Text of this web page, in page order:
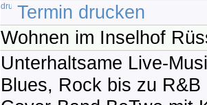
Termin drucken
Wohnen im Inselhof
Unterhaltsame Live-
Blues, Rock bis zu